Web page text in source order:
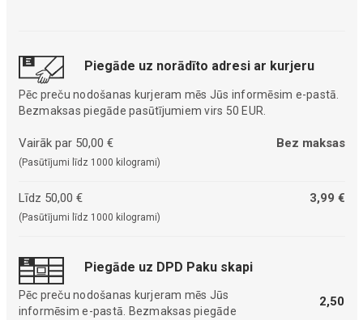
Piegāde uz norādīto adresi ar kurjeru
Pēc preču nodošanas kurjeram mēs Jūs informēsim e-pastā.
Bezmaksas piegāde pasūtījumiem virs 50 EUR.
Vairāk par 50,00 €
(Pasūtījumi līdz 1000 kilogrami)
Bez maksas
Līdz 50,00 €
(Pasūtījumi līdz 1000 kilogrami)
3,99 €
Piegāde uz DPD Paku skapi
Pēc preču nodošanas kurjeram mēs Jūs
informēsim e-pastā. Bezmaksas piegāde
2,50